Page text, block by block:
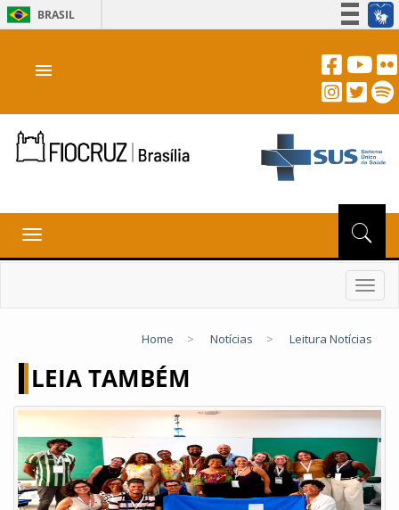
BRASIL
Acesso à informação
Canais
menu
Toggle
navigation
Home > Notícias > Leitura Notícias
LEIA TAMBÉM